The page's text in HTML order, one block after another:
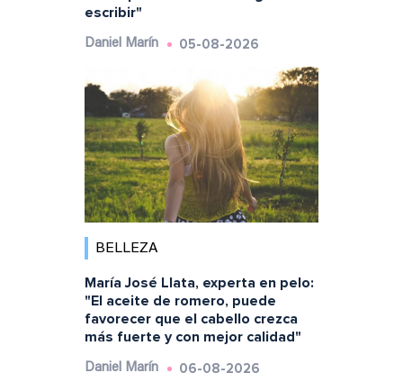
escribir"
Daniel Marín 05-08-2026
BELLEZA
María José Llata, experta en pelo:
"El aceite de romero, puede
favorecer que el cabello crezca
más fuerte y con mejor calidad"
Daniel Marín 06-08-2026